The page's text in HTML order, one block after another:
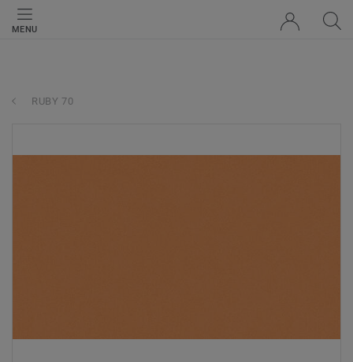
MENU
RUBY 70